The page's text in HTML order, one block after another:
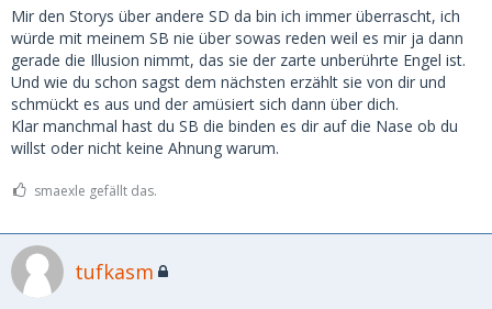
Anyway, ich wollte hier niemanden zu nahe treten, bei den
Hütehunden unter den Mitbewerbern frage ich mich
allerdings, warum man dann nicht gleich Nägel mit Köpfen
macht und die süße Studentin ganz zu sich holt...
Das ist so ein bisschen wie mit nem 3er. Jeder Mann träumt
von der Komi FFM. Die Realität sieht da meist eher
ernüchternd aus. Insbesondere wenn die beiden Mädels
nicht wirklich auf einander stehen.
Ich würde bei nem 3er immer die MMF-Variante
bevorzugen. Und nein, ich steh nicht auf Männer! ABER aus
meiner Sicht deutlich weniger stressig und weniger
frustrierend für alle Beteiligten.
Mir den Storys über andere SD da bin ich immer überrascht, ich
würde mit meinem SB nie über sowas reden weil es mir ja dann
gerade die Illusion nimmt, das sie der zarte unberührte Engel ist.
Und wie du schon sagst dem nächsten erzählt sie von dir und
schmückt es aus und der amüsiert sich dann über dich.
Klar manchmal hast du SB die binden es dir auf die Nase ob du
willst oder nicht keine Ahnung warum.
smaexle gefällt das.
tufkasm